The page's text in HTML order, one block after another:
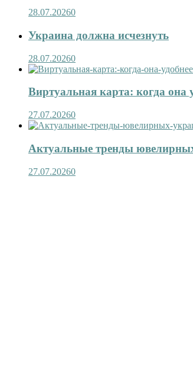
28.07.20260
Украина должна исчезнуть
28.07.20260
Виртуальная карта: когда она
27.07.20260
Актуальные тренды
27.07.20260